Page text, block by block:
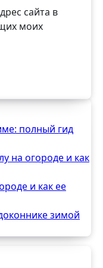
сайта в
моих
полный гид
на огороде и как
и как ее
зимой